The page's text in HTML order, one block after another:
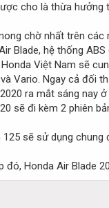
cho là thừa hưởng
chờ nhất trên các
Blade, hệ thống
Việt Nam sẽ
Vario. Ngay cả đối
sẽ đi kèm 2 phiên
125 sẽ sử dụng
đó, Honda Air Blade